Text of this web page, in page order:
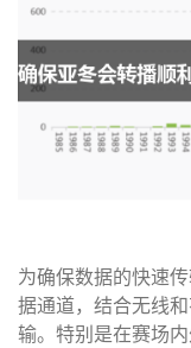
为确保数据的快速
据通道，结合无线
输。特别是在赛场